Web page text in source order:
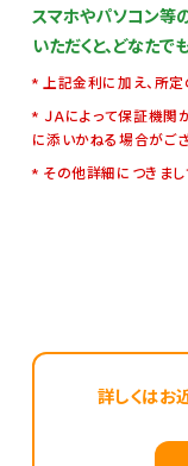
スマホやパソコン等
いただくと、どなた
上記金利に加え、所定
ＪＡによって保証機関
に添いかねる場合がご
その他詳細につきまし
詳しくはお